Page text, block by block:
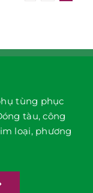
tùng phục
tàu, công
loại, phương